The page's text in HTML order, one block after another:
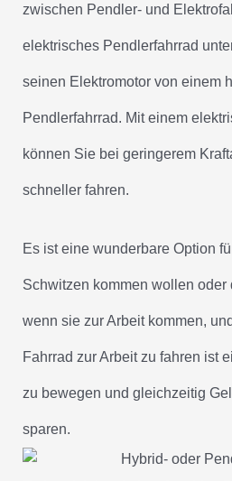
zwischen Pendler- und
elektrisches Pendlerfahrrad
seinen Elektromotor von einem
Pendlerfahrrad. Mit einem
können Sie bei geringerem
schneller fahren.
Es ist eine wunderbare Option
Schwitzen kommen wollen oder
wenn sie zur Arbeit kommen,
Fahrrad zur Arbeit zu fahren ist
zu bewegen und gleichzeitig
sparen.